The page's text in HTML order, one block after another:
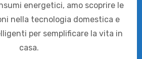
energetici, amo scoprire le
nella tecnologia domestica e
per semplificare la vita in
casa.